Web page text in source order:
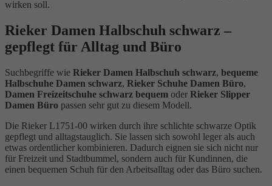
wirken soll.
Rieker Damen Halbschuh schwarz –
gepflegt für Alltag und Büro
Suchbegriffe wie Rieker Damen Halbschuh schwarz, bequeme
Halbschuhe Damen schwarz, Rieker Schuhe Damen Büro,
Damen Freizeitschuhe schwarz bequem oder Rieker Slipper
Damen Büro passen sehr gut zu diesem Modell.
Die Rieker L1751-00 wirken durch ihre schlichte schwarze Optik
gepflegt und alltagstauglich. Sie lassen sich sowohl leger als auch
etwas ordentlicher kombinieren. Dadurch eignen sie sich nicht nur
für Freizeit und Stadtbummel, sondern auch für Kundinnen, die
einen bequemen Schuh für den Arbeitsalltag oder das Büro suchen.